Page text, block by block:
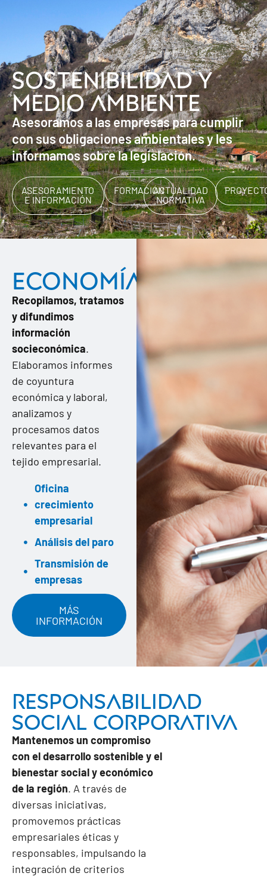
Sostenibilidad y
medio ambiente
Asesoramos a las empresas para cumplir
con sus obligaciones ambientales y les
informamos sobre la legislación.
ASESORAMIENTO
E INFORMACIÓN
FORMACIÓNACTUALIDAD
NORMATIVA
economía
Recopilamos, tratamos
y difundimos
información
socieconómica.
Elaboramos informes
de coyuntura
económica y laboral,
analizamos y
procesamos datos
relevantes para el
tejido empresarial.
Oficina
crecimiento
empresarial
Análisis del paro
Transmisión de
empresas
MÁS
INFORMACIÓN
Responsabilidad
Social Corporativa
Mantenemos un compromiso
con el desarrollo sostenible y el
bienestar social y económico
de la región. A través de
diversas iniciativas,
promovemos prácticas
empresariales éticas y
responsables, impulsando la
integración de criterios